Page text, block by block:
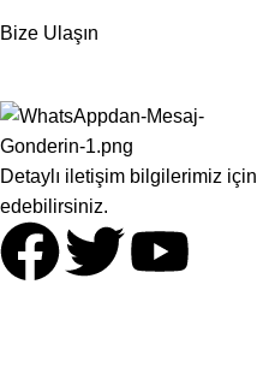
Bize Ulaşın
Detaylı iletişim bilgilerimiz için
edebilirsiniz.